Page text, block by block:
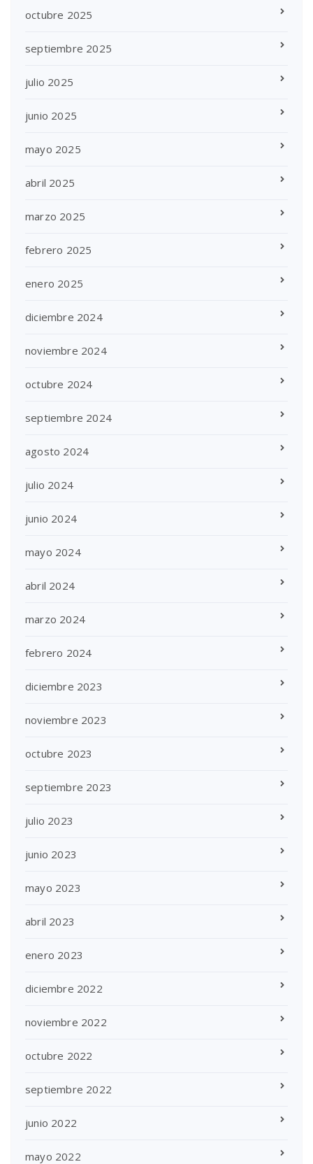
octubre 2025
septiembre 2025
julio 2025
junio 2025
mayo 2025
abril 2025
marzo 2025
febrero 2025
enero 2025
diciembre 2024
noviembre 2024
octubre 2024
septiembre 2024
agosto 2024
julio 2024
junio 2024
mayo 2024
abril 2024
marzo 2024
febrero 2024
diciembre 2023
noviembre 2023
octubre 2023
septiembre 2023
julio 2023
junio 2023
mayo 2023
abril 2023
enero 2023
diciembre 2022
noviembre 2022
octubre 2022
septiembre 2022
junio 2022
mayo 2022